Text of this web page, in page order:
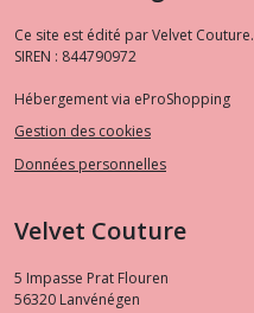
Ce site est édité par Velvet Couture.
SIREN : 844790972
Hébergement via eProShopping
Gestion des cookies
Données personnelles
Velvet Couture
5 Impasse Prat Flouren
56320 Lanvénégen